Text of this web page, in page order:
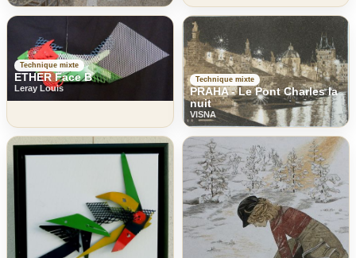
Technique mixte
ETHER Face B
Leray Louis
Technique mixte
PRAHA - Le Pont Charles la
nuit
VISNA